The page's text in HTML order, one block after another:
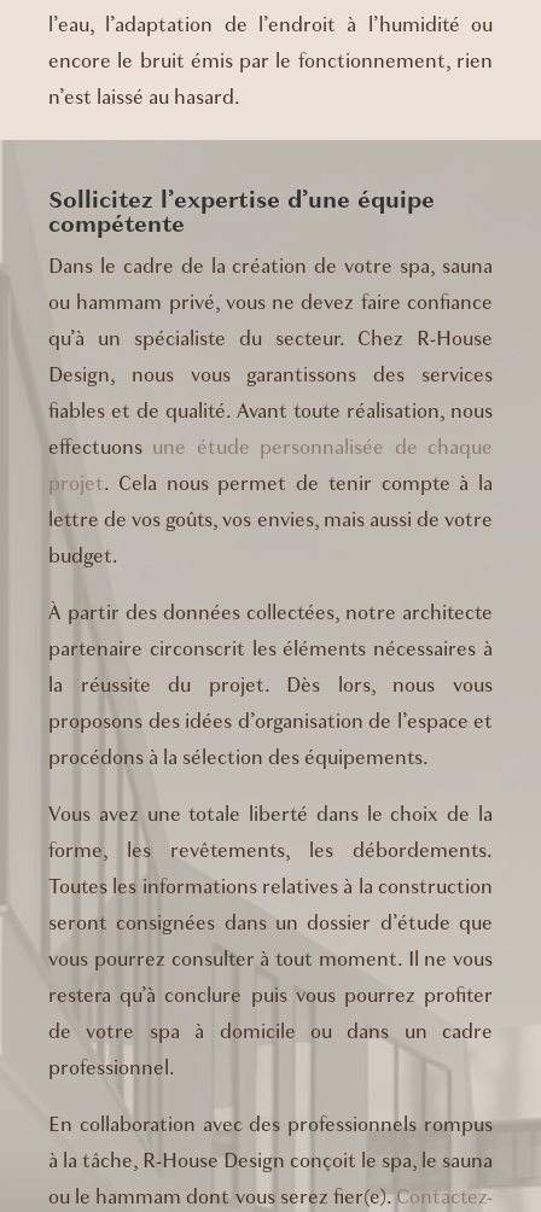
l’eau, l’adaptation de l’endroit à l’humidité ou
encore le bruit émis par le fonctionnement, rien
n’est laissé au hasard.
Sollicitez l’expertise d’une équipe
compétente
Dans le cadre de la création de votre spa, sauna
ou hammam privé, vous ne devez faire confiance
qu’à un spécialiste du secteur. Chez R-House
Design, nous vous garantissons des services
fiables et de qualité. Avant toute réalisation, nous
effectuons une étude personnalisée de chaque
projet. Cela nous permet de tenir compte à la
lettre de vos goûts, vos envies, mais aussi de votre
budget.
À partir des données collectées, notre architecte
partenaire circonscrit les éléments nécessaires à
la réussite du projet. Dès lors, nous vous
proposons des idées d’organisation de l’espace et
procédons à la sélection des équipements.
Vous avez une totale liberté dans le choix de la
forme, les revêtements, les débordements.
Toutes les informations relatives à la construction
seront consignées dans un dossier d’étude que
vous pourrez consulter à tout moment. Il ne vous
restera qu’à conclure puis vous pourrez profiter
de votre spa à domicile ou dans un cadre
professionnel.
En collaboration avec des professionnels rompus
à la tâche, R-House Design conçoit le spa, le sauna
ou le hammam dont vous serez fier(e).Contactez-